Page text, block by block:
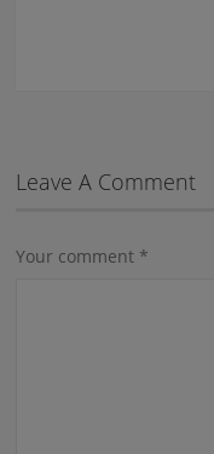
Leave A Comment
Your comment *